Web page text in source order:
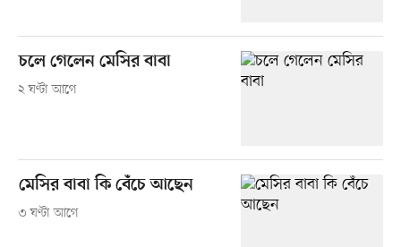
চলে গেলেন মেসির বাবা
২ ঘণ্টা আগে
মেসির বাবা কি বেঁচে আছেন
৩ ঘণ্টা আগে